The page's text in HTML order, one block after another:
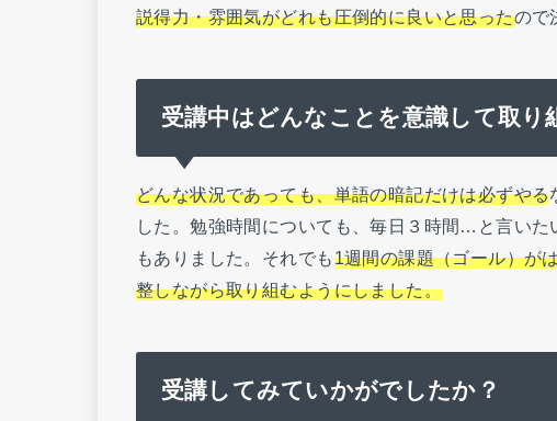
説得力・雰囲気がどれも圧倒的に良いと思ったので
受講中はどんなことを意識して取り
どんな状況であっても、単語の暗記だけは必ずやる
した。勉強時間についても、毎日３時間…と言い
もありました。それでも1週間の課題（ゴール）が
整しながら取り組むようにしました。
受講してみていかがでしたか？